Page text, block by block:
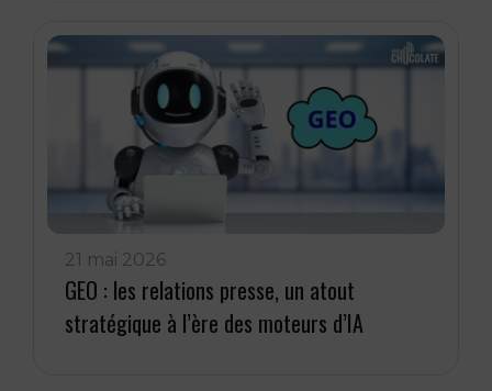
21 mai 2026
GEO : les relations presse, un atout
stratégique à l’ère des moteurs d’IA